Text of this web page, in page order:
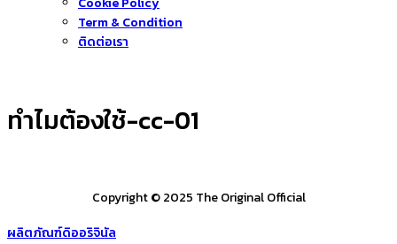
Term & Condition
ติดต่อเรา
ทำไมต้องใช้-cc-01
Copyright © 2025 The Original Official
ผลิตภัณฑ์ดิออริจินัล